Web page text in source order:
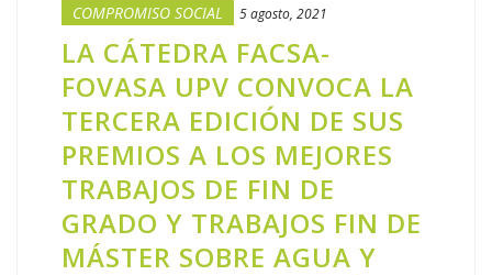
COMPROMISO SOCIAL 5 agosto, 2021
LA CÁTEDRA FACSA-
FOVASA UPV CONVOCA LA
TERCERA EDICIÓN DE SUS
PREMIOS A LOS MEJORES
TRABAJOS DE FIN DE
GRADO Y TRABAJOS FIN DE
MÁSTER SOBRE AGUA Y